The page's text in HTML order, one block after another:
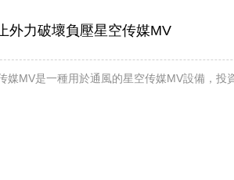
外力破壞負壓星空传媒MV
MV是一種用於通風的星空传媒MV設備，投資成本低